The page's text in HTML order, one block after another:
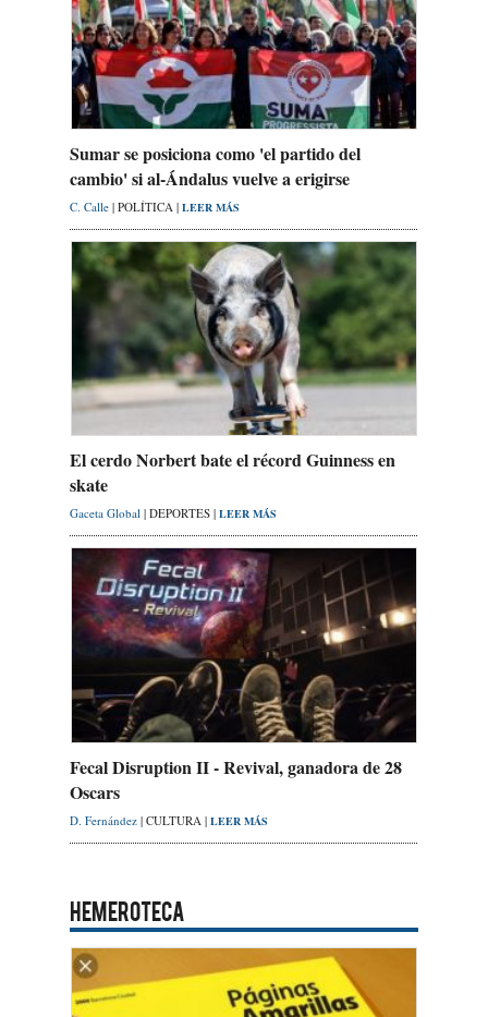
Sumar se posiciona como 'el partido del
cambio' si al-Ándalus vuelve a erigirse
C. Calle | POLÍTICA | LEER MÁS
El cerdo Norbert bate el récord Guinness en
skate
Gaceta Global | DEPORTES | LEER MÁS
Fecal Disruption II - Revival, ganadora de 28
Oscars
D. Fernández | CULTURA | LEER MÁS
HEMEROTECA